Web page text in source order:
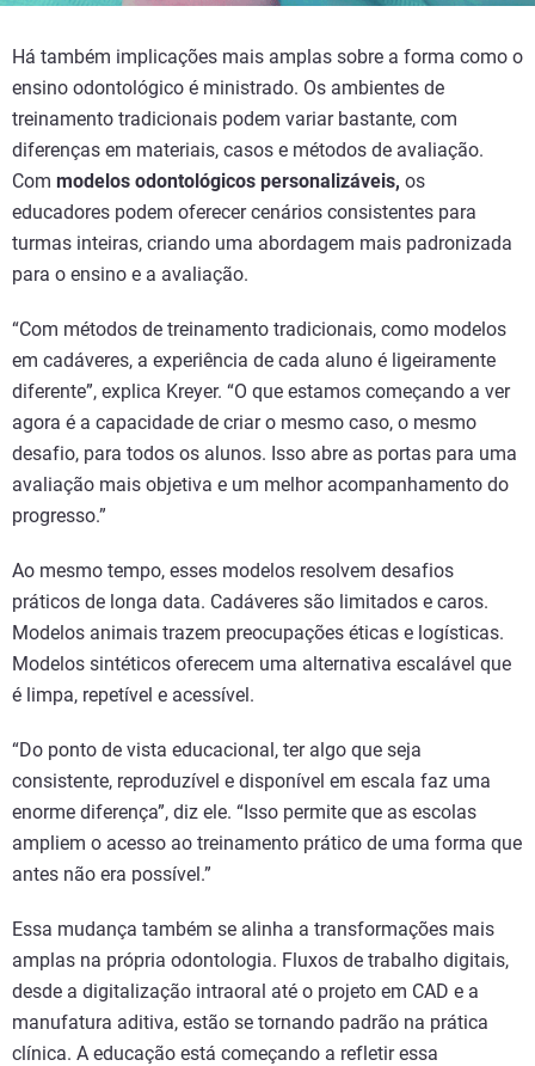
Há também implicações mais amplas sobre a forma como o
ensino odontológico é ministrado. Os ambientes de
treinamento tradicionais podem variar bastante, com
diferenças em materiais, casos e métodos de avaliação.
Com modelos odontológicos personalizáveis, os
educadores podem oferecer cenários consistentes para
turmas inteiras, criando uma abordagem mais padronizada
para o ensino e a avaliação.
“Com métodos de treinamento tradicionais, como modelos
em cadáveres, a experiência de cada aluno é ligeiramente
diferente”, explica Kreyer. “O que estamos começando a ver
agora é a capacidade de criar o mesmo caso, o mesmo
desafio, para todos os alunos. Isso abre as portas para uma
avaliação mais objetiva e um melhor acompanhamento do
progresso.”
Ao mesmo tempo, esses modelos resolvem desafios
práticos de longa data. Cadáveres são limitados e caros.
Modelos animais trazem preocupações éticas e logísticas.
Modelos sintéticos oferecem uma alternativa escalável que
é limpa, repetível e acessível.
“Do ponto de vista educacional, ter algo que seja
consistente, reproduzível e disponível em escala faz uma
enorme diferença”, diz ele. “Isso permite que as escolas
ampliem o acesso ao treinamento prático de uma forma que
antes não era possível.”
Essa mudança também se alinha a transformações mais
amplas na própria odontologia. Fluxos de trabalho digitais,
desde a digitalização intraoral até o projeto em CAD e a
manufatura aditiva, estão se tornando padrão na prática
clínica. A educação está começando a refletir essa